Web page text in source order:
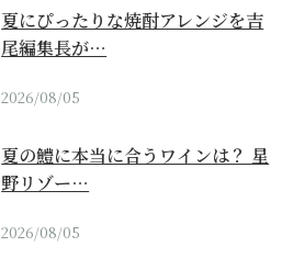
夏にぴったりな焼酎アレンジを吉
尾編集長が…
2026/08/05
夏の鱧に本当に合うワインは？ 星
野リゾー…
2026/08/05